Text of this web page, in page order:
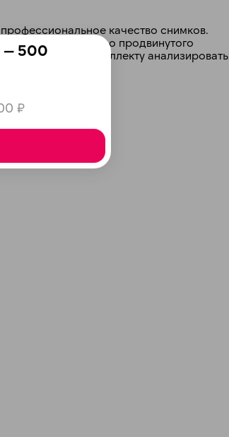
качество снимков.
поиска до продвинутого
интеллекту анализировать
— 500
₽